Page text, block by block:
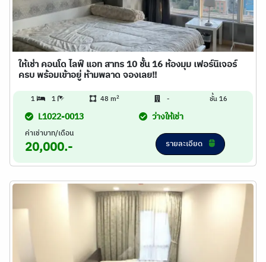
ให้เช่า คอนโด ไลฟ์ แอท สาทร 10 ชั้น 16 ห้องมุม เฟอร์นิเจอร์
ครบ พร้อมเข้าอยู่ ห้ามพลาด จองเลย!!
1 1 48 m2 - ชั้น 16
L1022-0013 ว่างให้เช่า
ค่าเช่าบาท/เดือน
20,000.- รายละเอียด